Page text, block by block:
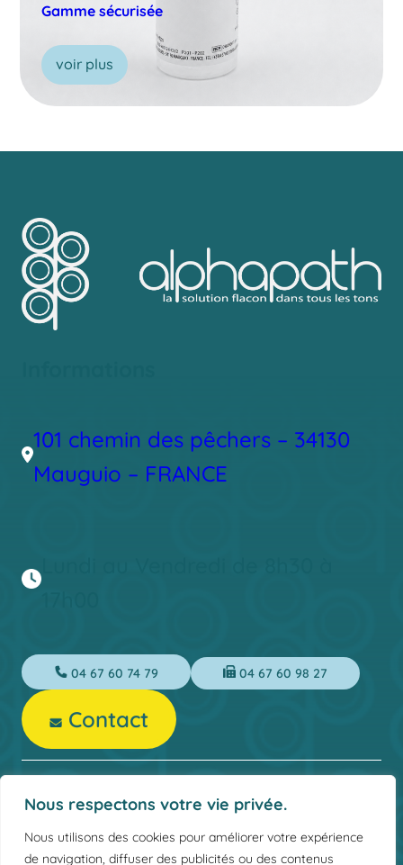
Nous respectons votre vie privée.
Nous utilisons des cookies pour améliorer votre expérience
de navigation, diffuser des publicités ou des contenus
Gamme sécurisée
voir plus
101 chemin des pêchers – 34130
Mauguio – FRANCE
04 67 60 74 79 04 67 60 98 27
Contact
Politique de confidentialité
CGV 2024